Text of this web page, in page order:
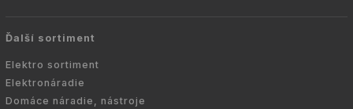
Ďalší sortiment
Elektro sortiment
Elektronáradie
Domáce náradie, nástroje